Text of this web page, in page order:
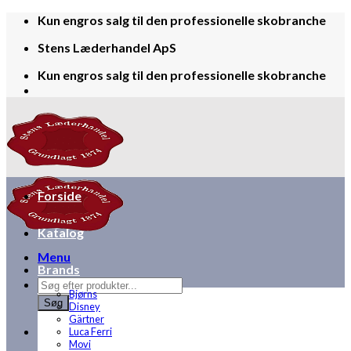
Skip
content
Kun engros salg til den professionelle skobranche
Stens Læderhandel ApS
Kun engros salg til den professionelle skobranche
Menu
Products
search
Søg
Forside
Katalog
Brands
Bjørns
Disney
Gärtner
Luca Ferri
Movi